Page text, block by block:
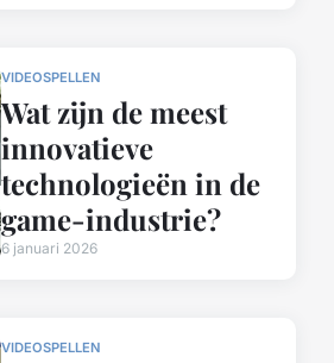
VIDEOSPELLEN
Wat zijn de meest
innovatieve
technologieën in de
game-industrie?
6 januari 2026
VIDEOSPELLEN